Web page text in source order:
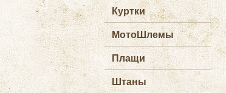
Куртки
МотоШлемы
Плащи
Штаны